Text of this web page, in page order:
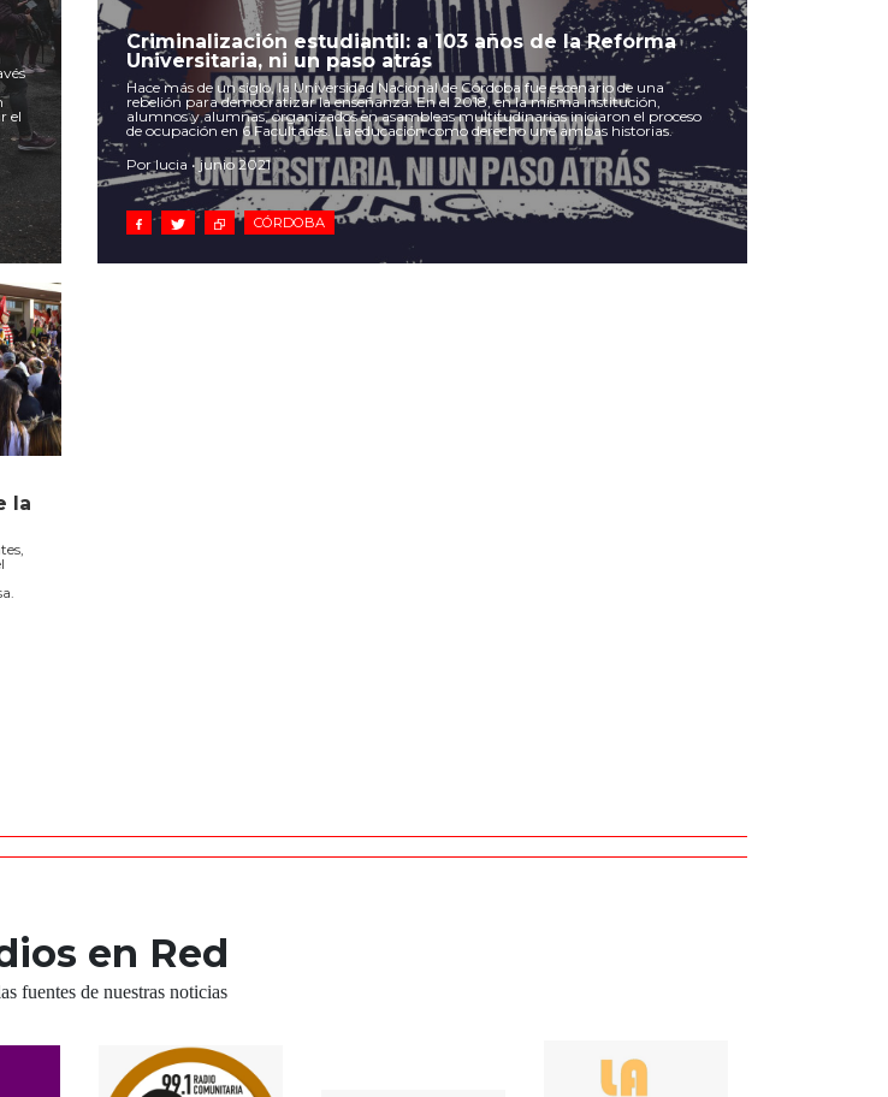
el
Criminalización estudiantil: a 103 años de la Reforma
Universitaria, ni un paso atrás
Hace más de un siglo, la Universidad Nacional de Córdoba fue escenario de una
rebelión para democratizar la enseñanza. En el 2018, en la misma institución,
alumnos y alumnas, organizados en asambleas multitudinarias iniciaron el proceso
de ocupación en 6 Facultades. La educación como derecho une ambas historias.
Por lucia • junio 2021
CÓRDOBA
la
en Red
fuentes de nuestras noticias